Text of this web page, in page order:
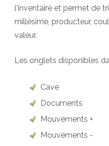
l'inventaire et permet de
millésime, producteur,
valeur.
Les onglets disponibles
Cave
Documents
Mouvements +
Mouvements -